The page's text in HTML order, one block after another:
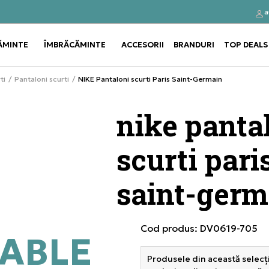
Use shift+Enter to open or close
ÎMBRĂCĂMINTE Use shift+Enter to open or close
ACCESORII BRANDURI TOP DEALS
Pantaloni scurti NIKE Pantaloni scurti Paris Saint-Germain
nike
scurti
saint-
Cod produs: DV0619-705
Produsele din această